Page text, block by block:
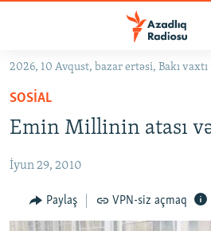
Əsas
qayıt
Əsas
qayıt
GÜNDƏM
#ƏSLINDƏ
FƏRQƏ BAX
2026, 10 Avqust, bazar ertəsi, Bakı
SOSIAL
Emin Millinin atası
İyun 29, 2010
Paylaş VPN-siz açmaq